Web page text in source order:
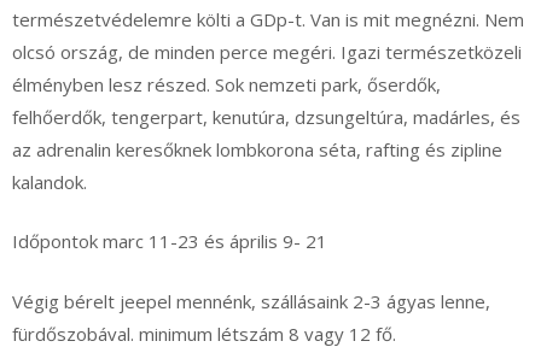
természetvédelemre költi a GDp-t. Van is mit megnézni. Nem
olcsó ország, de minden perce megéri. Igazi természetközeli
élményben lesz részed. Sok nemzeti park, őserdők,
felhőerdők, tengerpart, kenutúra, dzsungeltúra, madárles, és
az adrenalin keresőknek lombkorona séta, rafting és zipline
kalandok.
Időpontok marc 11-23 és április 9- 21
Végig bérelt jeepel mennénk, szállásaink 2-3 ágyas lenne,
fürdőszobával. minimum létszám 8 vagy 12 fő.